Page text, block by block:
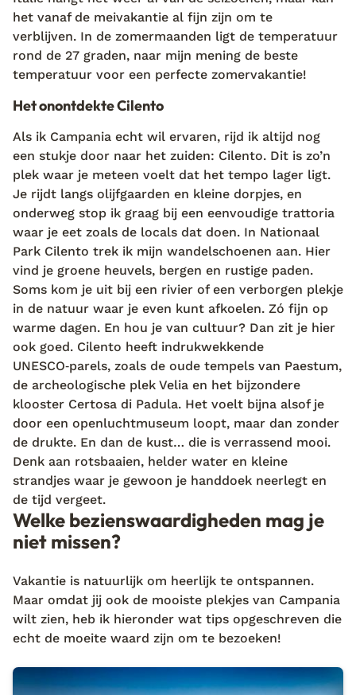
het vanaf de meivakantie al fijn zijn om te
verblijven. In de zomermaanden ligt de temperatuur
rond de 27 graden, naar mijn mening de beste
temperatuur voor een perfecte zomervakantie!
Het onontdekte Cilento
Als ik Campania echt wil ervaren, rijd ik altijd nog
een stukje door naar het zuiden: Cilento. Dit is zo’n
plek waar je meteen voelt dat het tempo lager ligt.
Je rijdt langs olijfgaarden en kleine dorpjes, en
onderweg stop ik graag bij een eenvoudige trattoria
waar je eet zoals de locals dat doen. In Nationaal
Park Cilento trek ik mijn wandelschoenen aan. Hier
vind je groene heuvels, bergen en rustige paden.
Soms kom je uit bij een rivier of een verborgen plekje
in de natuur waar je even kunt afkoelen. Zó fijn op
warme dagen. En hou je van cultuur? Dan zit je hier
ook goed. Cilento heeft indrukwekkende
UNESCO‑parels, zoals de oude tempels van Paestum,
de archeologische plek Velia en het bijzondere
klooster Certosa di Padula. Het voelt bijna alsof je
door een openluchtmuseum loopt, maar dan zonder
de drukte. En dan de kust… die is verrassend mooi.
Denk aan rotsbaaien, helder water en kleine
strandjes waar je gewoon je handdoek neerlegt en
de tijd vergeet.
Welke bezienswaardigheden mag je
niet missen?
Vakantie is natuurlijk om heerlijk te ontspannen.
Maar omdat jij ook de mooiste plekjes van Campania
wilt zien, heb ik hieronder wat tips opgeschreven die
echt de moeite waard zijn om te bezoeken!